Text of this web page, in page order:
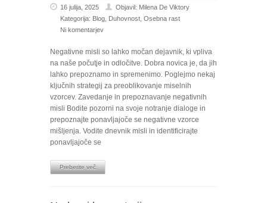
16 julija, 2025 Objavil: Milena De Viktory
Kategorija: Blog Duhovnost Osebna rast
Ni komentarjev
Negativne misli so lahko močan dejavnik, ki vpliva
na naše počutje in odločitve. Dobra novica je, da jih
lahko prepoznamo in spremenimo. Poglejmo nekaj
ključnih strategij za preoblikovanje miselnih
vzorcev. Zavedanje in prepoznavanje negativnih
misli Bodite pozorni na svoje notranje dialoge in
prepoznajte ponavljajoče se negativne vzorce
mišljenja. Vodite dnevnik misli in identificirajte
ponavljajoče se
Preberite več